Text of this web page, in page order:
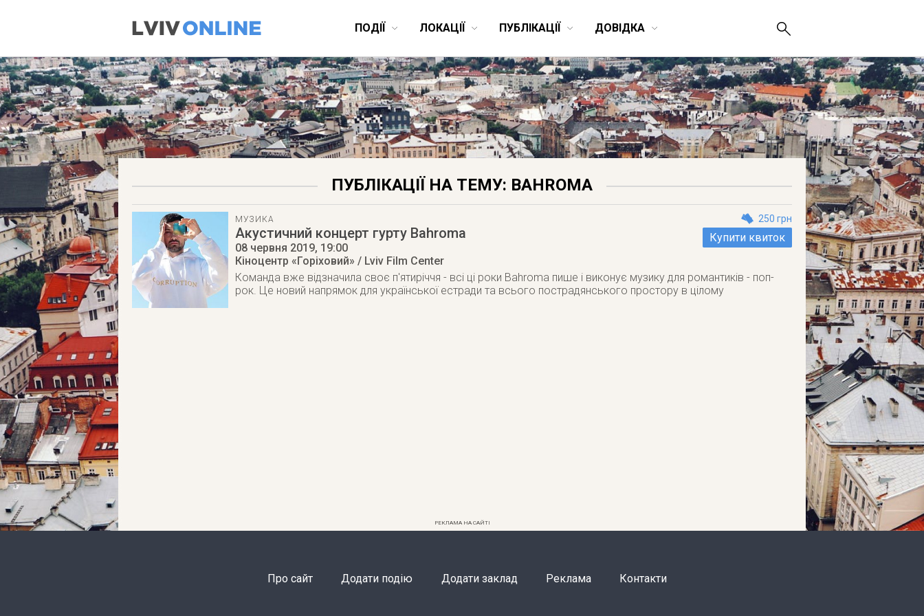
ПОДІЇ ЛОКАЦІЇ ПУБЛІКАЦІЇ ДОВІДКА
ПУБЛІКАЦІЇ НА ТЕМУ: BAHROMA
МУЗИКА 250 грн
Купити квиток
Акустичний концерт гурту Bahroma
08 червня 2019, 19:00
Кіноцентр «Горіховий» / Lviv Film Center
Команда вже відзначила своє п'ятиріччя - всі ці роки Bahroma пише і виконує музику для романтиків - поп-
рок. Це новий напрямок для української естради та всього пострадянського простору в цілому
РЕКЛАМА НА САЙТІ
Про сайт Додати подію Додати заклад Реклама Контакти